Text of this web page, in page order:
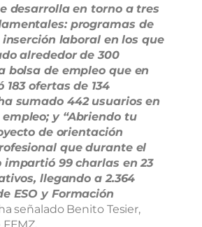
desarrolla en torno a tres
programas de
laboral en los que
alrededor de 300
bolsa de empleo que en
183 ofertas de 134
sumado 442 usuarios en
y “Abriendo tu
de orientación
que durante el
impartió 99 charlas en 23
llegando a 2.364
ESO y Formación
señalado Benito Tesier,